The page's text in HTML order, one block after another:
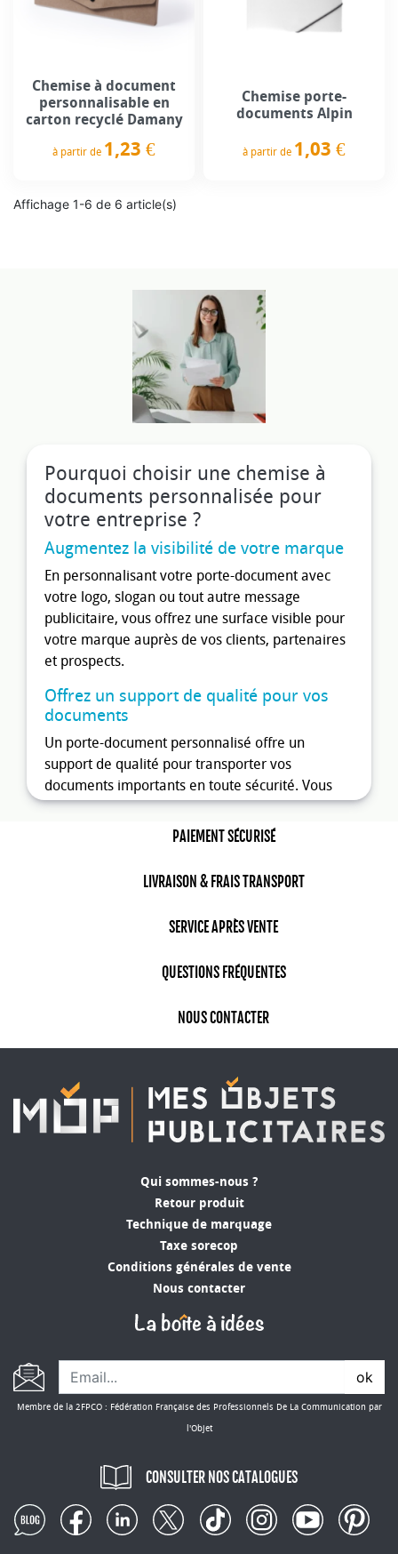
Pourquoi choisir une chemise à
documents personnalisée pour
votre entreprise ?
Augmentez la visibilité de votre marque
En personnalisant votre porte-document avec
votre logo, slogan ou tout autre message
publicitaire, vous offrez une surface visible pour
votre marque auprès de vos clients, partenaires
et prospects.
Offrez un support de qualité pour vos
documents
Un porte-document personnalisé offre un
support de qualité pour transporter vos
documents importants en toute sécurité. Vous
pouvez être sûr que vos documents ne se
froisseront pas, ne se plieront pas ou ne se
un porte-document personnalisé.
vos clients et partenaires
clients et partenaires, vous leur montrez que
C'est également une façon de leur offrir un objet
Se démarquer de la concurrence
Un porte-document personnalisé est un objet
publicitaire original qui permet de se démarquer
personnalisé et de qualité, vous montrez que
vous êtes attentif aux détails et que vous
cherchez à offrir le meilleur à vos clients.
Fidéliser votre clientèle
Offrir régulièrement des objets publicitaires de
qualité à votre clientèle permet de renforcer
votre relation avec eux et augmenter leur fidélité
personnalisé est un objet publicitaire pratique et
apprécié qui contribuera à fidéliser votre
Vous pouvez opter pour des modèles de porte-
documents fabriqués à partir de matériaux
recyclés ou biodégradables pour contribuer à la
Chemise à document
personnalisable en
carton recyclé Damany
à partir de 1,23 €
Chemise porte-
documents Alpin
à partir de 1,03 €
Affichage 1-6 de 6 article(s)
PAIEMENT SÉCURISÉ
LIVRAISON & FRAIS TRANSPORT
SERVICE APRÈS VENTE
QUESTIONS FRÉQUENTES
NOUS CONTACTER
Qui sommes-nous ?
Retour produit
Technique de marquage
Taxe sorecop
Conditions générales de vente
Nous contacter
ok
Membre de la 2FPCO : Fédération Française des Professionnels De La Communication par
l'Objet
CONSULTER NOS CATALOGUES